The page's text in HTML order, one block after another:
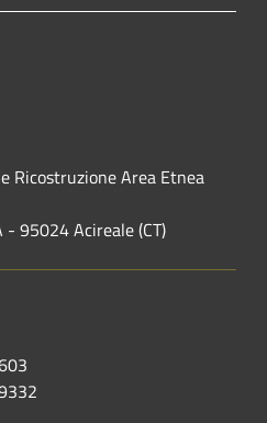
Ricostruzione Area Etnea
- 95024 Acireale (CT)